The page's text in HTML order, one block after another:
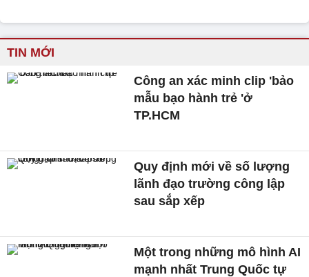
TIN MỚI
Công an xác minh clip 'bảo
mẫu bạo hành trẻ 'ở
TP.HCM
Quy định mới về số lượng
lãnh đạo trường công lập
sau sắp xếp
Một trong những mô hình AI
mạnh nhất Trung Quốc tự